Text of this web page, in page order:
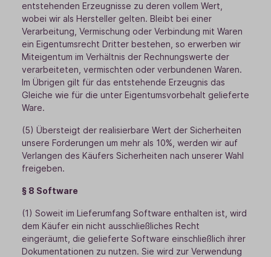
entstehenden Erzeugnisse zu deren vollem Wert,
wobei wir als Hersteller gelten. Bleibt bei einer
Verarbeitung, Vermischung oder Verbindung mit Waren
ein Eigentumsrecht Dritter bestehen, so erwerben wir
Miteigentum im Verhältnis der Rechnungswerte der
verarbeiteten, vermischten oder verbundenen Waren.
Im Übrigen gilt für das entstehende Erzeugnis das
Gleiche wie für die unter Eigentumsvorbehalt gelieferte
Ware.
(5) Übersteigt der realisierbare Wert der Sicherheiten
unsere Forderungen um mehr als 10%, werden wir auf
Verlangen des Käufers Sicherheiten nach unserer Wahl
freigeben.
§ 8 Software
(1) Soweit im Lieferumfang Software enthalten ist, wird
dem Käufer ein nicht ausschließliches Recht
eingeräumt, die gelieferte Software einschließlich ihrer
Dokumentationen zu nutzen. Sie wird zur Verwendung